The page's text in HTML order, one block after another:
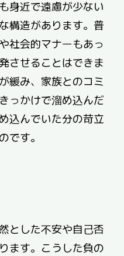
身近で遠慮が少ない
構造があります。普
社会的マナーもあっ
させることはできま
緩み、家族とのコミ
っかけで溜め込んだ
込んでいた分の苛立
です。
とした不安や自己否
ます。こうした負の